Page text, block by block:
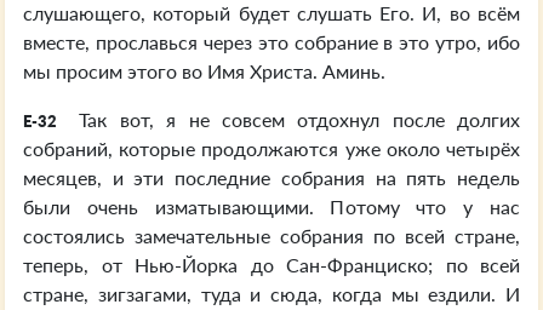
слушающего, который будет слушать Его. И, во всём
вместе, прославься через это собрание в это утро, ибо
мы просим этого во Имя Христа. Аминь.
E-32
Так вот, я не совсем отдохнул после долгих
собраний, которые продолжаются уже около четырёх
месяцев, и эти последние собрания на пять недель
были очень изматывающими. Потому что у нас
состоялись замечательные собрания по всей стране,
теперь, от Нью-Йорка до Сан-Франциско; по всей
стране, зигзагами, туда и сюда, когда мы ездили. И